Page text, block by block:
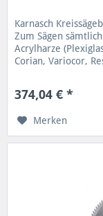
Karnasch
Zum Sägen
Acrylharze
Corian, Variocor,
374,04 € *
Merken